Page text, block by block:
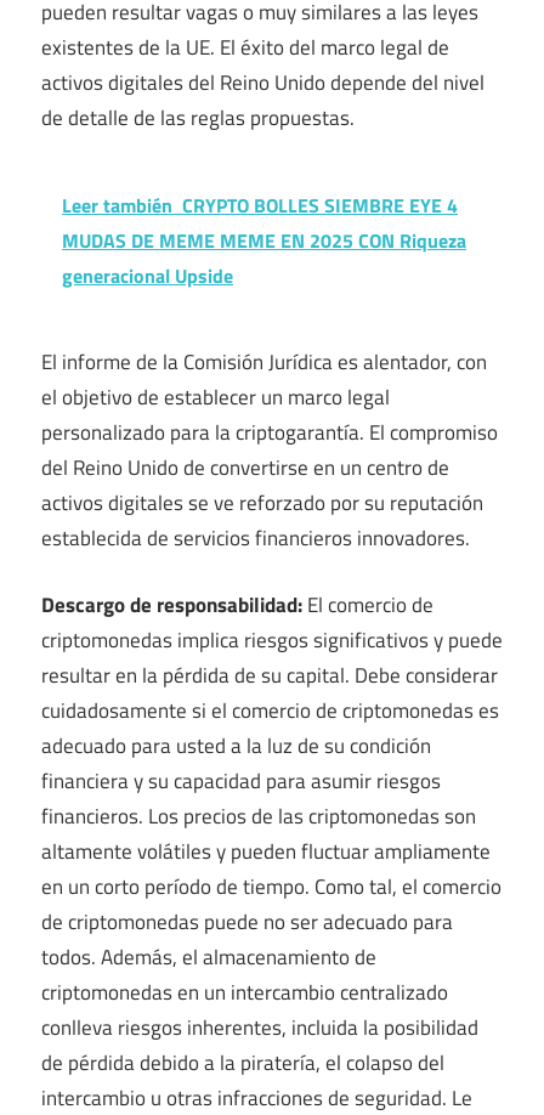
pueden resultar vagas o muy similares a las leyes
existentes de la UE. El éxito del marco legal de
activos digitales del Reino Unido depende del nivel
de detalle de las reglas propuestas.
Leer también CRYPTO BOLLES SIEMBRE EYE 4
MUDAS DE MEME MEME EN 2025 CON Riqueza
generacional Upside
El informe de la Comisión Jurídica es alentador, con
el objetivo de establecer un marco legal
personalizado para la criptogarantía. El compromiso
del Reino Unido de convertirse en un centro de
activos digitales se ve reforzado por su reputación
establecida de servicios financieros innovadores.
Descargo de responsabilidad:El comercio de
criptomonedas implica riesgos significativos y puede
resultar en la pérdida de su capital. Debe considerar
cuidadosamente si el comercio de criptomonedas es
adecuado para usted a la luz de su condición
financiera y su capacidad para asumir riesgos
financieros. Los precios de las criptomonedas son
altamente volátiles y pueden fluctuar ampliamente
en un corto período de tiempo. Como tal, el comercio
de criptomonedas puede no ser adecuado para
todos. Además, el almacenamiento de
criptomonedas en un intercambio centralizado
conlleva riesgos inherentes, incluida la posibilidad
de pérdida debido a la piratería, el colapso del
intercambio u otras infracciones de seguridad. Le